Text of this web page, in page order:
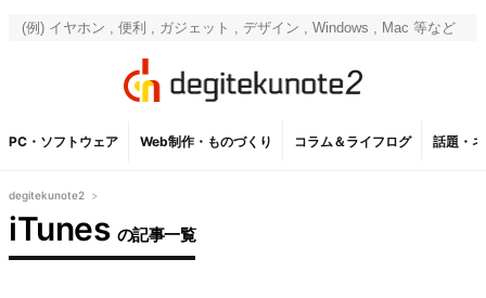
PC・ソフトウェア Web制作・ものづくり コラム＆ライフログ 話題・
degitekunote2 >
iTunes の記事一覧